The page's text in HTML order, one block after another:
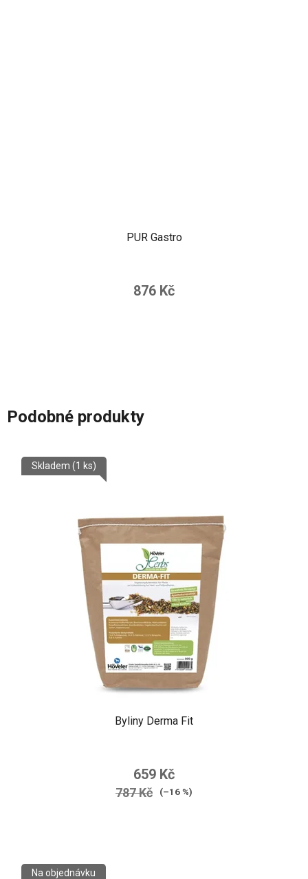
PUR Gastro
876 Kč
Podobné produkty
Byliny Derma Fit
Skladem (1 ks)
659 Kč
787 Kč (–16 %)
Na objednávku